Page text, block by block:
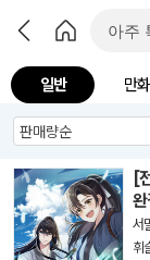
일반 만화
[
서
휘